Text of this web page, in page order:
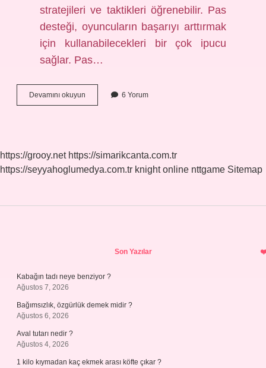
stratejileri ve taktikleri öğrenebilir. Pas
desteği, oyuncuların başarıyı arttırmak
için kullanabilecekleri bir çok ipucu
sağlar. Pas…
Devamını okuyun
destek
6 Yorum
https://grooy.net https://simarikcanta.com.tr
https://seyyahoglumedya.com.tr knight online nttgame Sitemap
Son Yazılar
Kabağın tadı neye benziyor ?
Ağustos 7, 2026
Bağımsızlık, özgürlük demek midir ?
Ağustos 6, 2026
Aval tutarı nedir ?
Ağustos 4, 2026
1 kilo kıymadan kaç ekmek arası köfte çıkar ?